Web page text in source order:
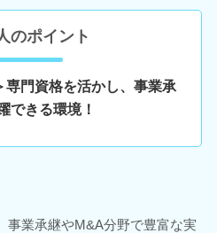
のポイント
専門資格を活かし、事業承
できる環境！
事業承継やM&A分野で豊富な実